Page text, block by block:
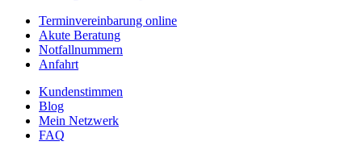
Terminvereinbarung online
Akute Beratung
Notfallnummern
Anfahrt
Kundenstimmen
Blog
Mein Netzwerk
FAQ